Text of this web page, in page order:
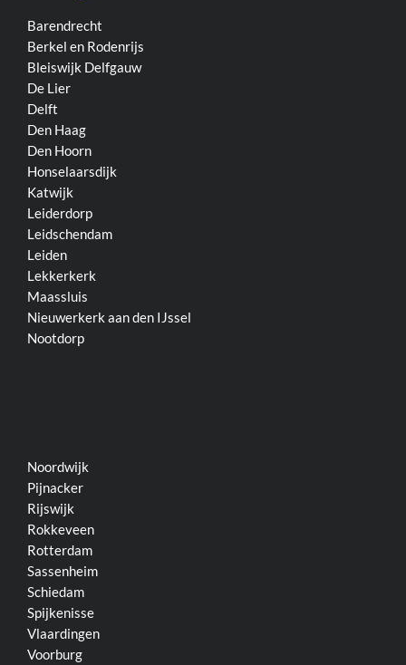
Barendrecht
Berkel en Rodenrijs
Bleiswijk Delfgauw
De Lier
Delft
Den Haag
Den Hoorn
Honselaarsdijk
Katwijk
Leiderdorp
Leidschendam
Leiden
Lekkerkerk
Maassluis
Nieuwerkerk aan den IJssel
Nootdorp
Noordwijk
Pijnacker
Rijswijk
Rokkeveen
Rotterdam
Sassenheim
Schiedam
Spijkenisse
Vlaardingen
Voorburg